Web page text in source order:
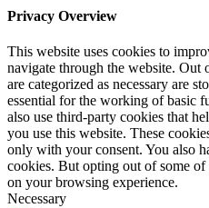
Privacy Overview
This website uses cookies to
navigate through the website. Out
are categorized as necessary are
essential for the working of basic
also use third-party cookies that
you use this website. These
only with your consent. You also
cookies. But opting out of some of
on your browsing experience.
Necessary